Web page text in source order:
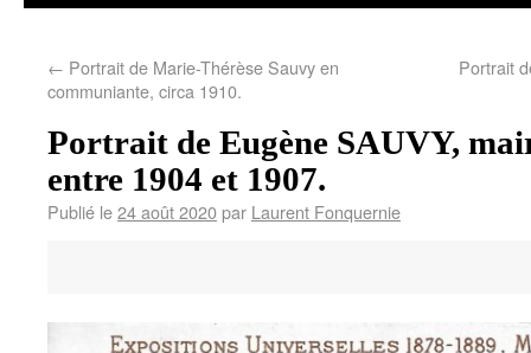
← Portrait de Marie-Thérèse Sauvy en
communiante, circa 1910.
Portrait
Portrait de Eugène SAUVY,
entre 1904 et 1907.
Publié le24 août 2020par Laurent Fonquernie